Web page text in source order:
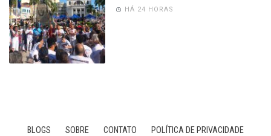
HÁ 24 HORAS
BLOGS SOBRE CONTATO
POLÍTICA DE PRIVACIDADE